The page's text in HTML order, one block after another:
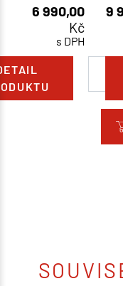
6 990,00
Kč
s DPH
9